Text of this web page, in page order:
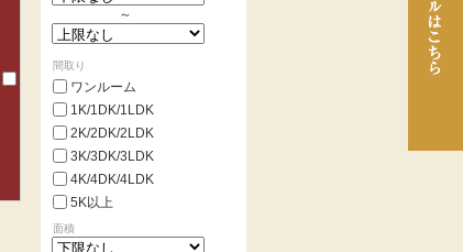
～
間取り
ワンルーム
1K/1DK/1LDK
2K/2DK/2LDK
3K/3DK/3LDK
4K/4DK/4LDK
5K以上
面積